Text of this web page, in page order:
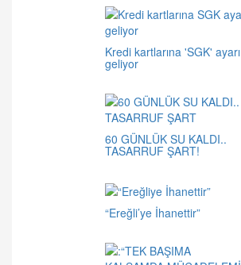
Kredi kartlarına 'SGK' ayarı
geliyor
60 GÜNLÜK SU KALDI..
TASARRUF ŞART!
“Ereğli’ye İhanettir”